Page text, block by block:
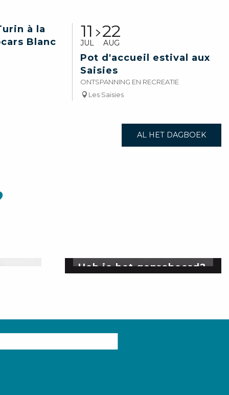
à la
Blanc
11
JUL
22
AUG
Pot d'accueil estival aux
Saisies
ONTSPANNING EN RECREATIE
Les Saisies
AL HET DAGBOEK
Heb je het geprobeerd?